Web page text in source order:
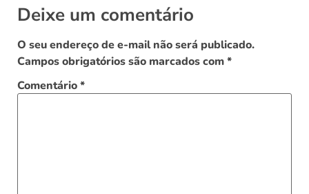
Deixe um comentário
O seu endereço de e-mail não será publicado.
Campos obrigatórios são marcados com*
Comentário*